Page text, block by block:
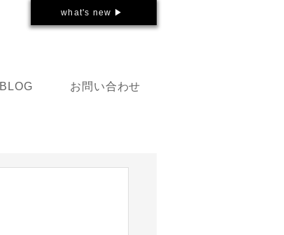
what's new ▶
BLOG お問い合わせ